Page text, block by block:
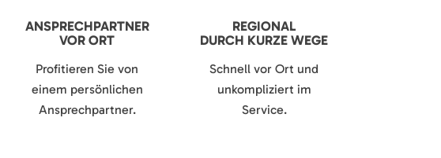
ANSPRECHPARTNER
VOR ORT
Profitieren Sie von
einem persönlichen
Ansprechpartner.
REGIONAL
DURCH KURZE WEGE
Schnell vor Ort und
unkompliziert im
Service.